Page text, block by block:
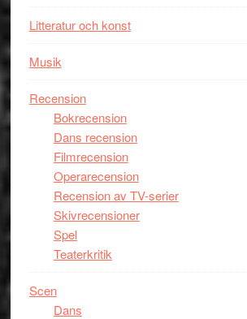
Litteratur och konst
Musik
Recension
Bokrecension
Dans recension
Filmrecension
Operarecension
Recension av TV-serier
Skivrecensioner
Spel
Teaterkritik
Scen
Dans